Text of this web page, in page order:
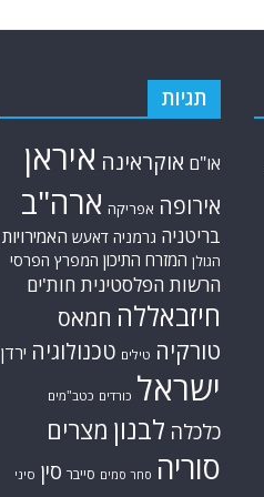
תגיות
או"ם אוקראינה איראן
אירופה אפריקה ארה"ב
בריטניה גרמניה דאעש האמירויות
הגולן המזרח התיכון המפרץ הפרסי
הרשות הפלסטינית חות'ים
חיזבאללה חמאס
טורקיה טילים טכנולוגיה ירדן
ישראל כורדים כטב"מים
כלכלה לבנון מצרים
סוריה סחר סמים סייבר סין סיני